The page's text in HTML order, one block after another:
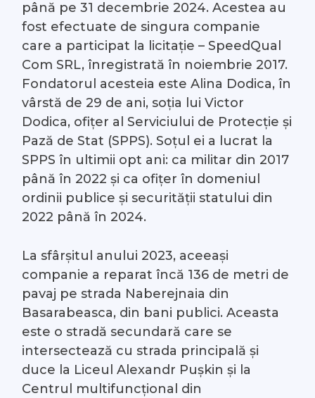
până pe 31 decembrie 2024. Acestea au
fost efectuate de singura companie
care a participat la licitație – SpeedQual
Com SRL, înregistrată în noiembrie 2017.
Fondatorul acesteia este Alina Dodica, în
vârstă de 29 de ani, soția lui Victor
Dodica, ofițer al Serviciului de Protecție și
Pază de Stat (SPPS). Soțul ei a lucrat la
SPPS în ultimii opt ani: ca militar din 2017
până în 2022 și ca ofițer în domeniul
ordinii publice și securității statului din
2022 până în 2024.
La sfârșitul anului 2023, aceeași
companie a reparat încă 136 de metri de
pavaj pe strada Naberejnaia din
Basarabeasca, din bani publici. Aceasta
este o stradă secundară care se
intersectează cu strada principală și
duce la Liceul Alexandr Pușkin și la
Centrul multifuncțional din